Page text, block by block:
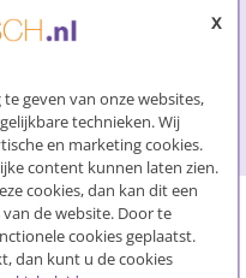
x
geven van onze websites,
technieken. Wij
en marketing cookies.
content kunnen laten zien.
cookies, dan kan dit een
de website. Door te
cookies geplaatst.
dan kunt u de cookies